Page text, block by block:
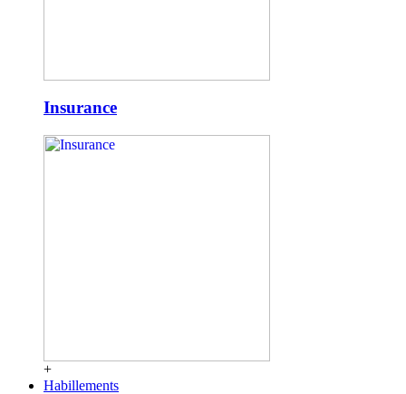
Insurance
+
Habillements